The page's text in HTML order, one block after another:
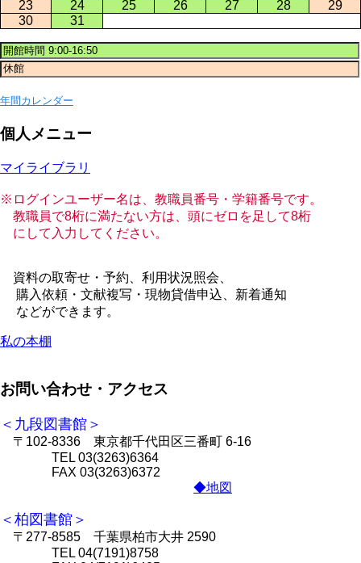
23
24 25 26 27 28
29
30
31
年間カレンダー
個人メニュー
マイライブラリ
※ログインユーザー名は、教職員番号・学籍番号です。
教職員で8桁に満たない方は、頭にゼロを足して8桁
にして入力してください。
資料の取寄せ・予約、利用状況照会、
購入依頼・文献複写・現物貸借申込、新着通知
などができます。
私の本棚
お問い合わせ・アクセス
＜九段図書館＞
〒102-8336 東京都千代田区三番町 6-16
TEL 03(3263)6364
FAX 03(3263)6372
◆地図
＜柏図書館＞
〒277-8585 千葉県柏市大井 2590
TEL 04(7191)8758